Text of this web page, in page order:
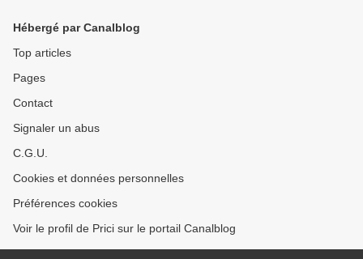
Hébergé par Canalblog
Top articles
Pages
Contact
Signaler un abus
C.G.U.
Cookies et données personnelles
Préférences cookies
Voir le profil de Prici sur le portail Canalblog